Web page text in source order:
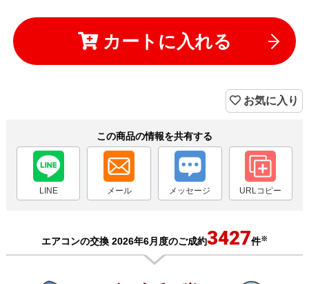
カートに入れる
お気に入り
この商品の情報を共有する
LINE メール メッセージ URLコピー
エアコンの交換 2026年6月度のご成約3427件※